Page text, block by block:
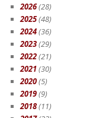
2026(28)
2025(48)
2024(36)
2023(29)
2022(21)
2021(30)
2020(5)
2019(9)
2018(11)